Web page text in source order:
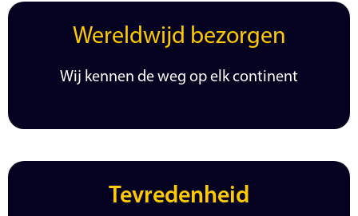
Wereldwijd bezorgen
Wij kennen de weg op elk continent
Tevredenheid